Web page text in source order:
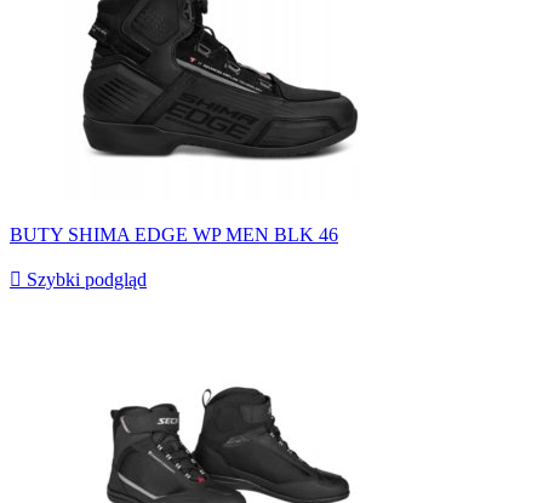
BUTY SHIMA EDGE WP MEN BLK 46
 Szybki podgląd